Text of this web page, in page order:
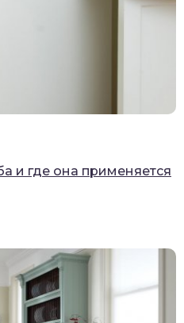
и где она применяется